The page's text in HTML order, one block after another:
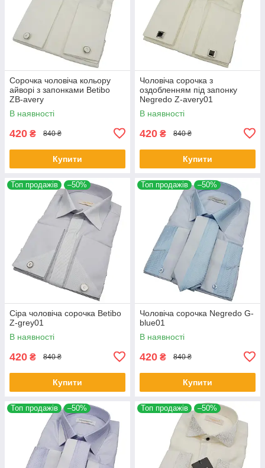
Сорочка чоловіча кольору
айворі з запонками Betibo
ZB-avery
В наявності
420 ₴ 840 ₴
Купити
Чоловіча сорочка з
оздобленням під запонку
Negredo Z-avery01
В наявності
420 ₴ 840 ₴
Купити
Топ продажів –50%
Сіра чоловіча сорочка Betibo
Z-grey01
В наявності
420 ₴ 840 ₴
Купити
Топ продажів –50%
Чоловіча сорочка Negredo G-
blue01
В наявності
420 ₴ 840 ₴
Купити
Топ продажів –50% Топ продажів –50%